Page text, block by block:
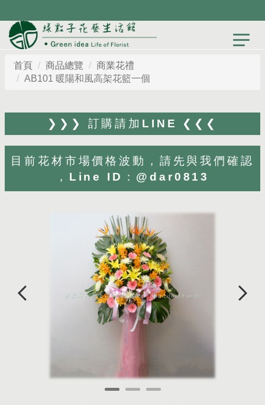
首頁 商品總覽
商業花禮
AB101 暖陽和風高架花籃一個
❯❯❯ 訂購請加LINE ❮❮❮
目前花材市場價格波動，請先與我們確認
，Line ID：@dar0813
目前花材市場價格波動，歡迎先與我們確認，才
能為您打造最貼心設計